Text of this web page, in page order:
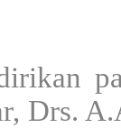
Drs.